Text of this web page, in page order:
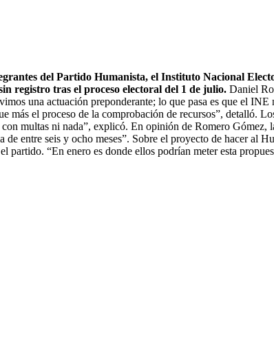
del Partido Humanista, el Instituto Nacional
registro tras el proceso electoral del 1 de julio. Daniel
una actuación preponderante; lo que pasa es que el
más el proceso de la comprobación de recursos”, detalló.
multas ni nada”, explicó. En opinión de Romero
de entre seis y ocho meses”. Sobre el proyecto de hacer al
partido. “En enero es donde ellos podrían meter esta